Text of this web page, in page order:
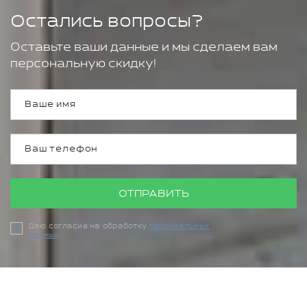
Остались вопросы?
Оставьте ваши данные и мы сделаем вам
персональную скидку!
ОТПРАВИТЬ
Даю согласие на обработку персональных
данных